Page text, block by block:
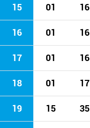
15 01 16
16 01 16
17 01 16
18 01 17
19 15 35